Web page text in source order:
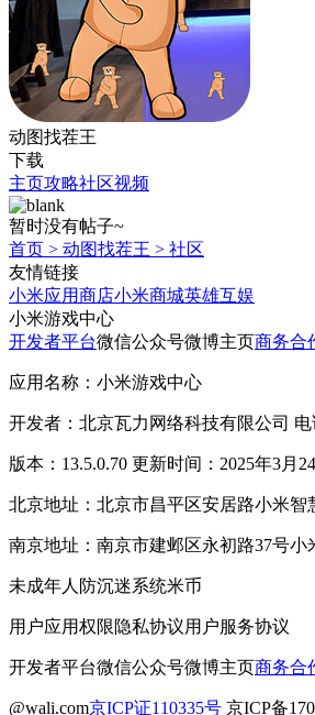
动图找茬王
下载
主页攻略社区视频
暂时没有帖子~
首页 > 动图找茬王 > 社区
友情链接
小米应用商店小米商城英雄互娱
小米游戏中心
开发者平台微信公众号微博主页商务合
应用名称：小米游戏中心
开发者：北京瓦力网络科技有限公司 电
版本：13.5.0.70 更新时间：2025年3月
北京地址：北京市昌平区安居路小米智
南京地址：南京市建邺区永初路37号小
未成年人防沉迷系统米币
用户应用权限隐私协议用户服务协议
开发者平台微信公众号微博主页商务合
@wali.com京ICP证110335号 京ICP备